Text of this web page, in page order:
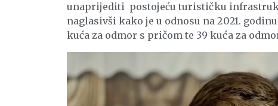
unaprijediti postojeću turističku
naglasivši kako je u odnosu na 2021.
kuća za odmor s pričom te 39 kuća za